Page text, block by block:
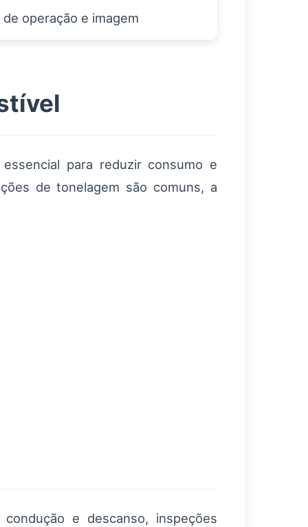
operação e imagem
para reduzir consumo e
de tonelagem são comuns, a
e descanso, inspeções